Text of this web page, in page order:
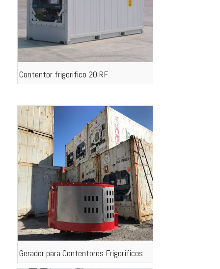
Contentor frigorifico 20 RF
Gerador para Contentores Frigoríficos